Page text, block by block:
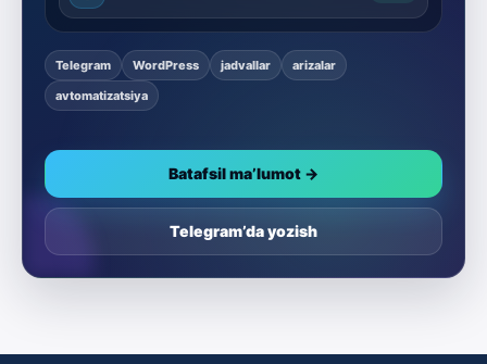
Telegram WordPress jadvallar
arizalar
avtomatizatsiya
Batafsil ma’lumot →
Telegram’da yozish